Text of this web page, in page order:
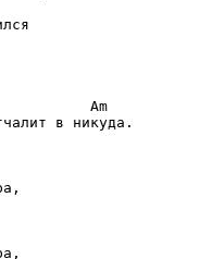
Am
в никуда.